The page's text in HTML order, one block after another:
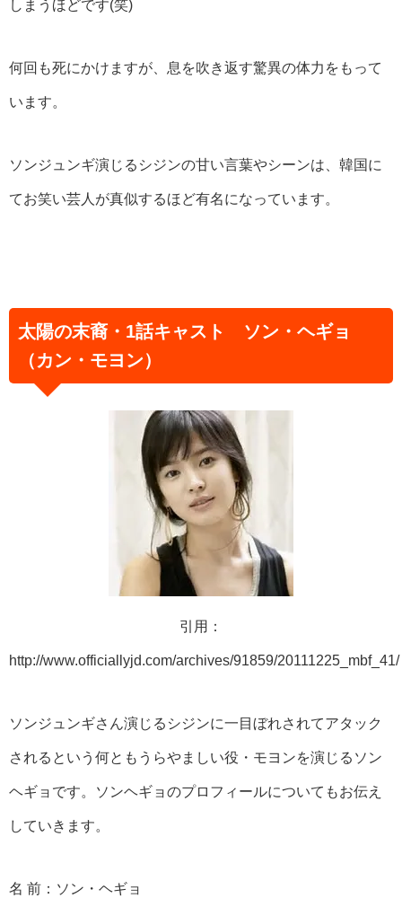
しまうほどです(笑)
何回も死にかけますが、息を吹き返す驚異の体力をもって
います。
ソンジュンギ演じるシジンの甘い言葉やシーンは、韓国に
てお笑い芸人が真似するほど有名になっています。
太陽の末裔・1話キャスト ソン・ヘギョ
（カン・モヨン）
引用：
http://www.officiallyjd.com/archives/91859/20111225_mbf_41/
ソンジュンギさん演じるシジンに一目ぼれされてアタック
されるという何ともうらやましい役・モヨンを演じるソン
ヘギョです。ソンヘギョのプロフィールについてもお伝え
していきます。
名 前：ソン・ヘギョ